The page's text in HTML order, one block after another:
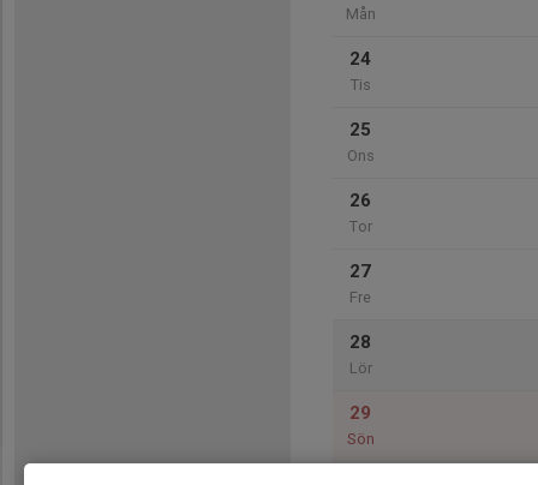
Mån
24
Tis
25
Ons
26
Tor
27
Fre
28
Lör
29
Sön